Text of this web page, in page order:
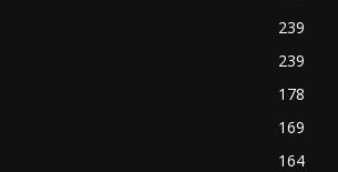
239
239
178
169
164